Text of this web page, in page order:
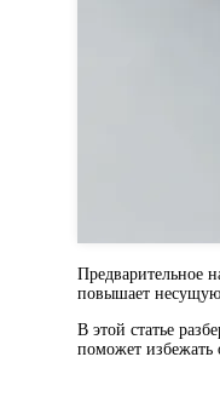
Предварительное
повышает несущую
В этой статье
поможет